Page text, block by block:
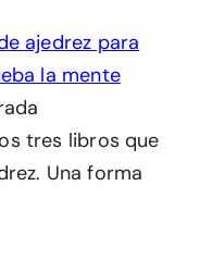
ajedrez para
la mente
tres libros que
Una forma